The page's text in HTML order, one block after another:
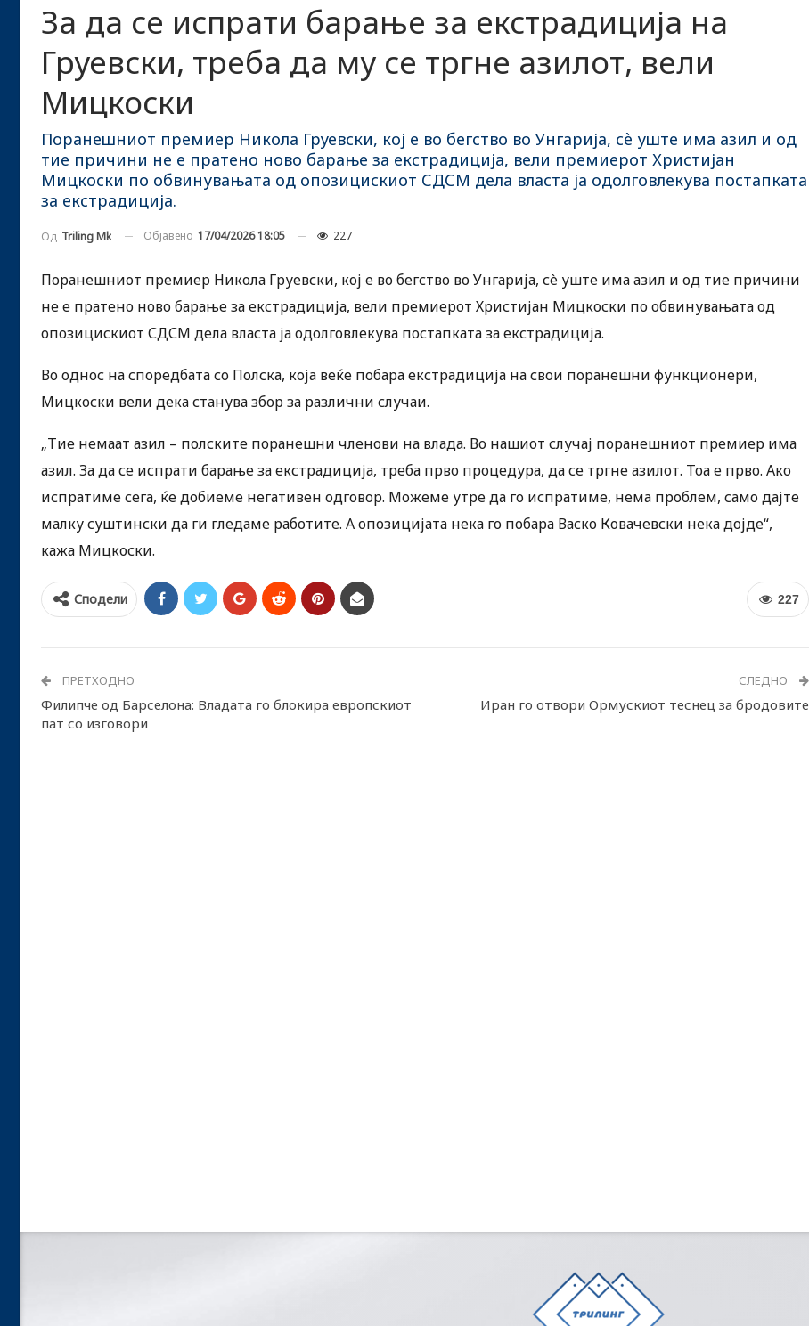
За да се испрати барање за екстрадиција на
Груевски, треба да му се тргне азилот, вели
Мицкоски
Поранешниот премиер Никола Груевски, кој е во бегство во Унгарија, сè уште има азил и од
тие причини не е пратено ново барање за екстрадиција, вели премиерот Христијан
Мицкоски по обвинувањата од опозицискиот СДСМ дела власта ја одолговлекува постапката
за екстрадиција.
Од Triling Mk Објавено 17/04/2026 18:05 227
Поранешниот премиер Никола Груевски, кој е во бегство во Унгарија, сè уште има азил и од тие причини
не е пратено ново барање за екстрадиција, вели премиерот Христијан Мицкоски по обвинувањата од
опозицискиот СДСМ дела власта ја одолговлекува постапката за екстрадиција.
Во однос на споредбата со Полска, која веќе побара екстрадиција на свои поранешни функционери,
Мицкоски вели дека станува збор за различни случаи.
„Тие немаат азил – полските поранешни членови на влада. Во нашиот случај поранешниот премиер има
азил. За да се испрати барање за екстрадиција, треба прво процедура, да се тргне азилот. Тоа е прво. Ако
испратиме сега, ќе добиеме негативен одговор. Можеме утре да го испратиме, нема проблем, само дајте
малку суштински да ги гледаме работите. А опозицијата нека го побара Васко Ковачевски нека дојде“,
кажа Мицкоски.
227
Сподели
ПРЕТХОДНО
Филипче од Барселона: Владата го блокира европскиот
пат со изговори
СЛЕДНО
Иран го отвори Ормускиот теснец за бродовите